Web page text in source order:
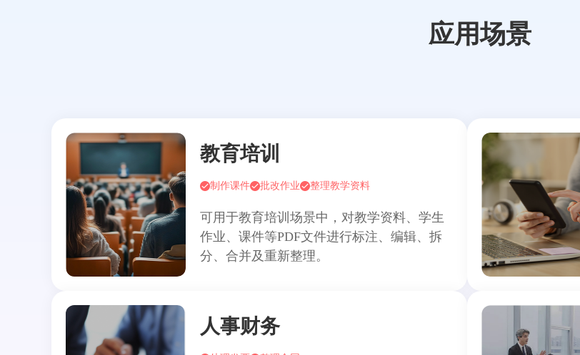
应用场景
教育培训
制作课件 批改作业 整理教学资料
可用于教育培训场景中，对教学资料、学生
作业、课件等PDF文件进行标注、编辑、拆
分、合并及重新整理。
人事财务